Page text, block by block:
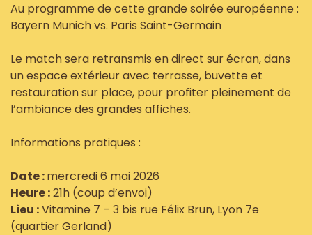
Au programme de cette grande soirée européenne :
Bayern Munich vs. Paris Saint-Germain
Le match sera retransmis en direct sur écran, dans
un espace extérieur avec terrasse, buvette et
restauration sur place, pour profiter pleinement de
l’ambiance des grandes affiches.
Informations pratiques :
Date :mercredi 6 mai 2026
Heure :21h (coup d’envoi)
Lieu :Vitamine 7 – 3 bis rue Félix Brun, Lyon 7e
(quartier Gerland)